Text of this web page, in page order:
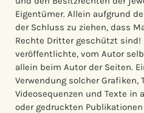
Eigentümer. Allein aufgrund
der Schluss zu ziehen, dass
Rechte Dritter geschützt sind!
veröffentlichte, vom Autor
allein beim Autor der Seiten.
Verwendung solcher Grafiken,
Videosequenzen und Texte in
oder gedruckten